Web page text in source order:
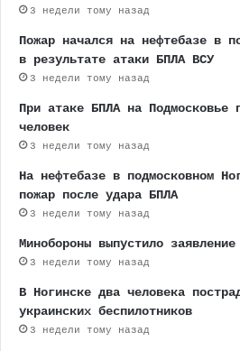
3 недели тому назад
Пожар начался на нефтебазе в
в результате атаки БПЛА ВСУ
3 недели тому назад
При атаке БПЛА на Подмосковье
человек
3 недели тому назад
На нефтебазе в подмосковном
пожар после удара БПЛА
3 недели тому назад
Минобороны выпустило
3 недели тому назад
В Ногинске два человека
украинских беспилотников
3 недели тому назад